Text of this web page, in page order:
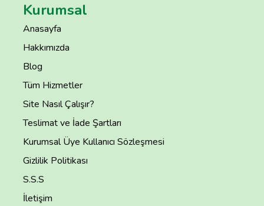
Kurumsal
Anasayfa
Hakkımızda
Blog
Tüm Hizmetler
Site Nasıl Çalışır?
Teslimat ve İade Şartları
Kurumsal Üye Kullanıcı Sözleşmesi
Gizlilik Politikası
S.S.S
İletişim